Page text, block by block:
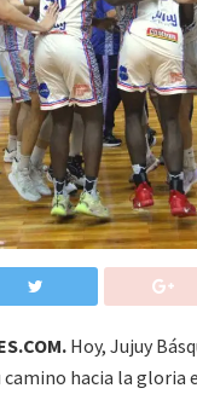
Hoy, Jujuy
hacia la gloria